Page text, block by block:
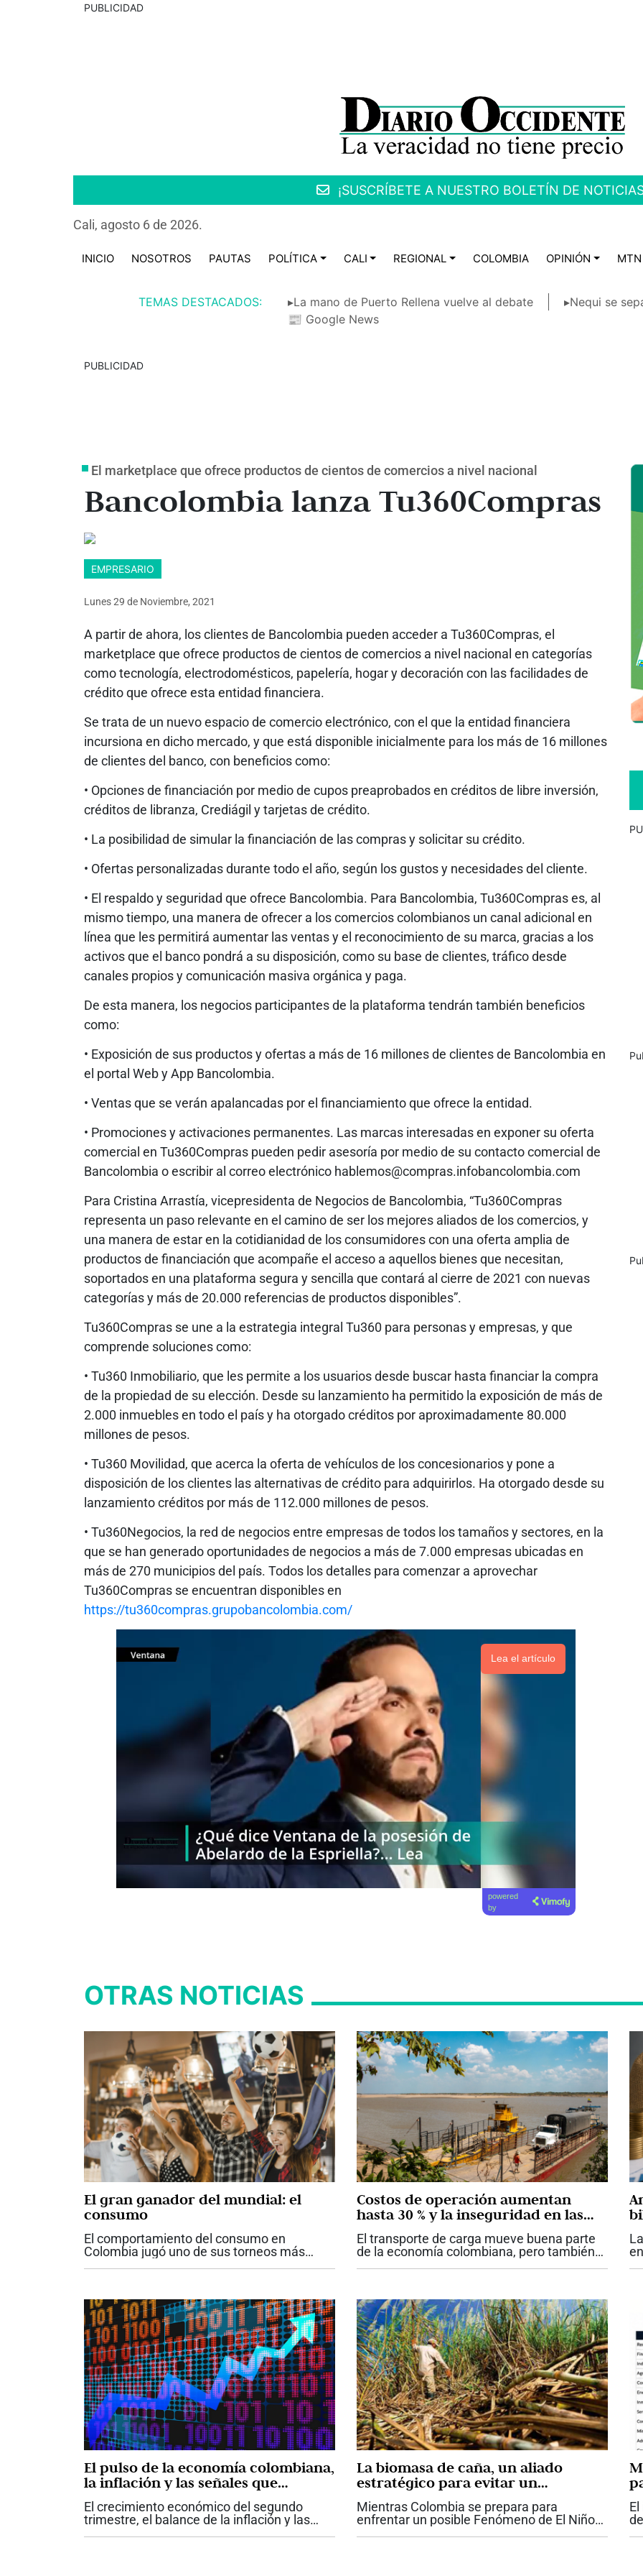
PUBLICIDAD
¡SUSCRÍBETE A NUESTRO BOLETÍN DE
Cali, agosto 6 de 2026.
INICIO NOSOTROS PAUTAS POLÍTICA CALI REGIONAL COLOMBIA OPINIÓN MTN
TEMAS DESTACADOS: ▸La mano de Puerto Rellena vuelve al debate
▸Nequi se
📰 Google News
PUBLICIDAD
El marketplace que ofrece productos de cientos de comercios a nivel nacional
Bancolombia lanza Tu360Compras
EMPRESARIO
Lunes 29 de Noviembre, 2021
A partir de ahora, los clientes de Bancolombia pueden acceder a Tu360Compras, el
marketplace que ofrece productos de cientos de comercios a nivel nacional en categorías
como tecnología, electrodomésticos, papelería, hogar y decoración con las facilidades de
crédito que ofrece esta entidad financiera.
Se trata de un nuevo espacio de comercio electrónico, con el que la entidad financiera
incursiona en dicho mercado, y que está disponible inicialmente para los más de 16 millones
de clientes del banco, con beneficios como:
• Opciones de financiación por medio de cupos preaprobados en créditos de libre inversión,
créditos de libranza, Crediágil y tarjetas de crédito.
• La posibilidad de simular la financiación de las compras y solicitar su crédito.
• Ofertas personalizadas durante todo el año, según los gustos y necesidades del cliente.
• El respaldo y seguridad que ofrece Bancolombia. Para Bancolombia, Tu360Compras es, al
mismo tiempo, una manera de ofrecer a los comercios colombianos un canal adicional en
línea que les permitirá aumentar las ventas y el reconocimiento de su marca, gracias a los
activos que el banco pondrá a su disposición, como su base de clientes, tráfico desde
canales propios y comunicación masiva orgánica y paga.
De esta manera, los negocios participantes de la plataforma tendrán también beneficios
como:
• Exposición de sus productos y ofertas a más de 16 millones de clientes de Bancolombia en
el portal Web y App Bancolombia.
• Ventas que se verán apalancadas por el financiamiento que ofrece la entidad.
• Promociones y activaciones permanentes. Las marcas interesadas en exponer su oferta
comercial en Tu360Compras pueden pedir asesoría por medio de su contacto comercial de
Bancolombia o escribir al correo electrónico hablemos@compras.infobancolombia.com
Para Cristina Arrastía, vicepresidenta de Negocios de Bancolombia, “Tu360Compras
representa un paso relevante en el camino de ser los mejores aliados de los comercios, y
una manera de estar en la cotidianidad de los consumidores con una oferta amplia de
productos de financiación que acompañe el acceso a aquellos bienes que necesitan,
soportados en una plataforma segura y sencilla que contará al cierre de 2021 con nuevas
categorías y más de 20.000 referencias de productos disponibles”.
Tu360Compras se une a la estrategia integral Tu360 para personas y empresas, y que
comprende soluciones como:
• Tu360 Inmobiliario, que les permite a los usuarios desde buscar hasta financiar la compra
de la propiedad de su elección. Desde su lanzamiento ha permitido la exposición de más de
2.000 inmuebles en todo el país y ha otorgado créditos por aproximadamente 80.000
millones de pesos.
• Tu360 Movilidad, que acerca la oferta de vehículos de los concesionarios y pone a
disposición de los clientes las alternativas de crédito para adquirirlos. Ha otorgado desde su
lanzamiento créditos por más de 112.000 millones de pesos.
• Tu360Negocios, la red de negocios entre empresas de todos los tamaños y sectores, en la
que se han generado oportunidades de negocios a más de 7.000 empresas ubicadas en
más de 270 municipios del país. Todos los detalles para comenzar a aprovechar
Tu360Compras se encuentran disponibles en
https://tu360compras.grupobancolombia.com/
Lea el artículo
powered
by
OTRAS NOTICIAS
El gran ganador del mundial: el
consumo
El comportamiento del consumo en
Colombia jugó uno de sus torneos más
Costos de operación aumentan
hasta 30 % y la inseguridad en las
vías le cuestan billones al
transporte de carga
El transporte de carga mueve buena parte
de la economía colombiana, pero también
El pulso de la economía colombiana,
la inflación y las señales que
esperan los mercados
El crecimiento económico del segundo
trimestre, el balance de la inflación y las
La biomasa de caña, un aliado
estratégico para evitar un
racionamiento de energía en
Colombia
Mientras Colombia se prepara para
enfrentar un posible Fenómeno de El Niño